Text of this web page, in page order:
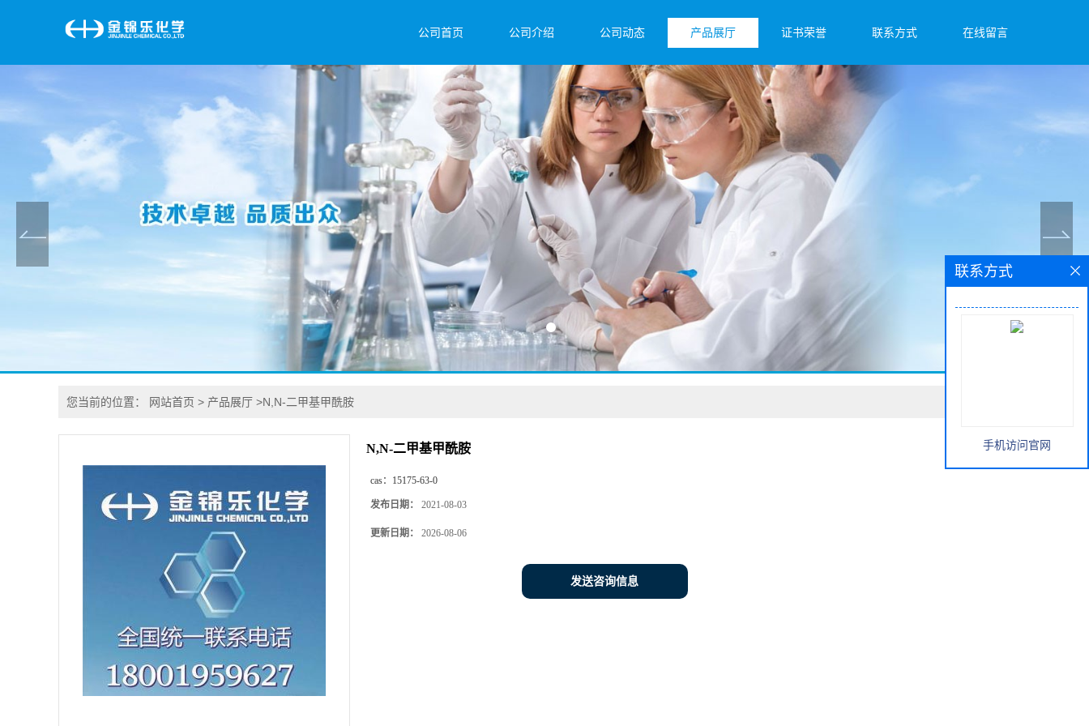
公司首页 公司介绍 公司动态 产品展厅 证书荣誉 联系方式 在线留言
您当前的位置： 网站首页 > 产品展厅 >N,N-二甲基甲酰胺
N,N-二甲基甲酰胺
cas： 15175-63-0
发布日期： 2021-08-03
更新日期： 2026-08-06
发送咨询信息
联系方式
手机访问官网